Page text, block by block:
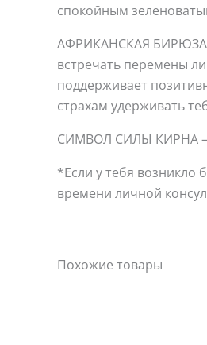
спокойным
АФРИКАНСКАЯ БИРЮЗА-
встречать перемены
поддерживает
страхам удерживать
СИМВОЛ СИЛЫ КИРНА —
*Если у тебя возникло
времени личной
Похожие товары